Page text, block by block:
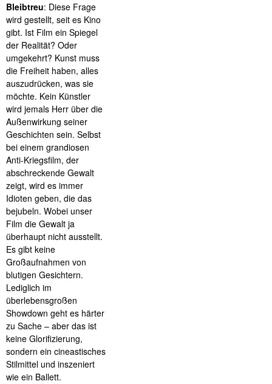
Bleibtreu: Diese Frage
wird gestellt, seit es Kino
gibt. Ist Film ein Spiegel
der Realität? Oder
umgekehrt? Kunst muss
die Freiheit haben, alles
auszudrücken, was sie
möchte. Kein Künstler
wird jemals Herr über die
Außenwirkung seiner
Geschichten sein. Selbst
bei einem grandiosen
Anti-Kriegsfilm, der
abschreckende Gewalt
zeigt, wird es immer
Idioten geben, die das
bejubeln. Wobei unser
Film die Gewalt ja
überhaupt nicht ausstellt.
Es gibt keine
Großaufnahmen von
blutigen Gesichtern.
Lediglich im
überlebensgroßen
Showdown geht es härter
zu Sache – aber das ist
keine Glorifizierung,
sondern ein cineastisches
Stilmittel und inszeniert
wie ein Ballett.